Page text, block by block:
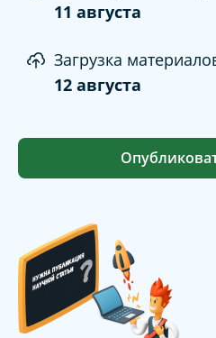
11 августа
Загрузка
12 августа